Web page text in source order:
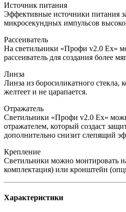
Источник питания
Эффективные источники питания
микросекундных импульсов
Рассеиватель
На светильники «Профи v2.0 Ех»
рассеиватель для создания более
Линза
Линза из боросиликатного стекла,
желтеет и не царапается.
Отражатель
Светильники «Профи v2.0 Ех»
отражателем, который создаст
дополнительно снизит слепящий
Крепление
Светильники можно монтировать
комплектация) или кронштейн
Характеристики